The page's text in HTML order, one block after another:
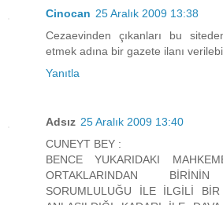
Cinocan 25 Aralık 2009 13:38
Cezaevinden çıkanları bu
etmek adına bir gazete ilanı
Yanıtla
Adsız 25 Aralık 2009 13:40
CUNEYT BEY :
BENCE YUKARIDAKI
ORTAKLARINDAN
SORUMLULUĞU İLE İLGİLİ